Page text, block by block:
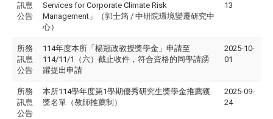
訊息
公告
Services for Corporate Climate Risk
Management」（郭士筠 / 中研院環境變遷研究中
心）
13
所務
訊息
公告
114年度本所「楊冠政教授獎學金」申請至
114/11/1（六）截止收件，符合資格的同學請踴
躍提出申請
2025-10-
01
所務
訊息
公告
本所114學年度第1學期優秀研究生獎學金推薦獲
獎名單（教師推薦制）
2025-09-
24